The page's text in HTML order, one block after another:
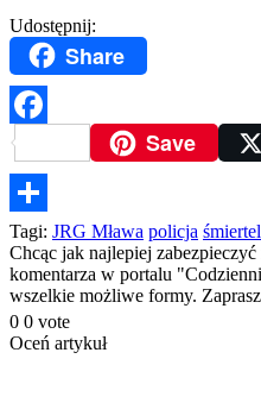
Udostępnij:
Share
FacebookSave
Podziel
się
Tagi: JRG Mława policja
Chcąc jak najlepiej
komentarza w portalu
wszelkie możliwe formy.
0 0 vote
Oceń artykuł